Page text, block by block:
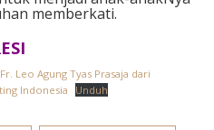
memberkati.
Leo Agung Tyas Prasaja dari
Indonesia
Unduh